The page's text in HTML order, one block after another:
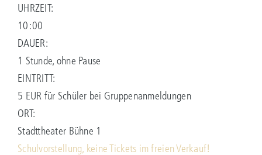
UHRZEIT:
10:00
DAUER:
1 Stunde, ohne Pause
EINTRITT:
5 EUR für Schüler bei Gruppenanmeldungen
ORT:
Stadttheater Bühne 1
Schulvorstellung, keine Tickets im freien Verkauf!